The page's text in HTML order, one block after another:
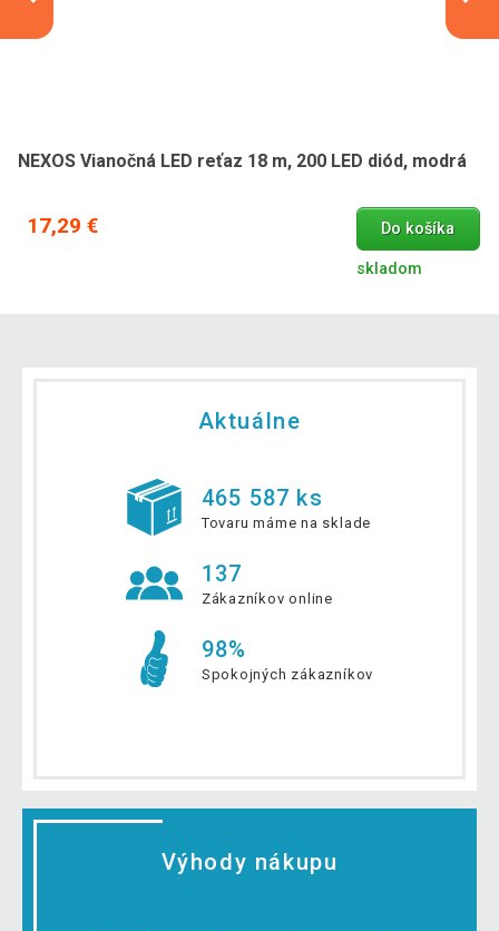
NEXOS Vianočná LED reťaz 18 m, 200 LED diód, modrá
17,29 € Do košíka
skladom
Aktuálne
465 587 ks
Tovaru máme na sklade
137
Zákazníkov online
98%
Spokojných zákazníkov
Výhody nákupu